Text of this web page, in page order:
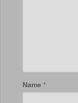
Name *